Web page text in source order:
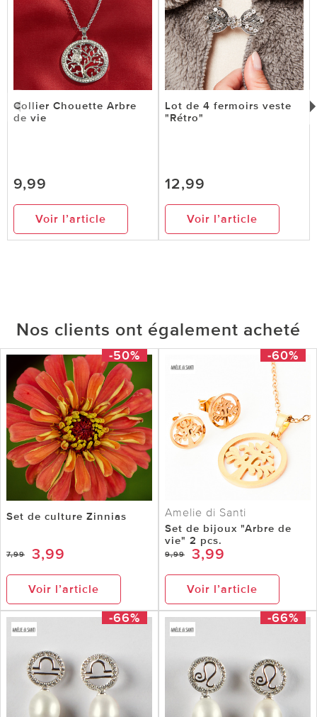
Collier Chouette Arbre
de vie
9,99
Voir l’article
Lot de 4 fermoirs veste
"Rétro"
12,99
Voir l’article
Nos clients ont également acheté
-50%
Set de culture Zinnias
7,99 3,99
Voir l’article
-60%
Amelie di Santi
Set de bijoux "Arbre de
vie" 2 pcs.
9,99 3,99
Voir l’article
-66% -66%